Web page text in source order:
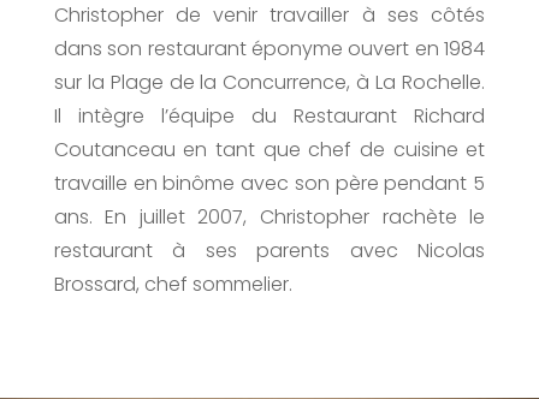
Christopher de venir travailler à ses côtés
dans son restaurant éponyme ouvert en 1984
sur la Plage de la Concurrence, à La Rochelle.
Il intègre l’équipe du Restaurant Richard
Coutanceau en tant que chef de cuisine et
travaille en binôme avec son père pendant 5
ans. En juillet 2007, Christopher rachète le
restaurant à ses parents avec Nicolas
Brossard, chef sommelier.